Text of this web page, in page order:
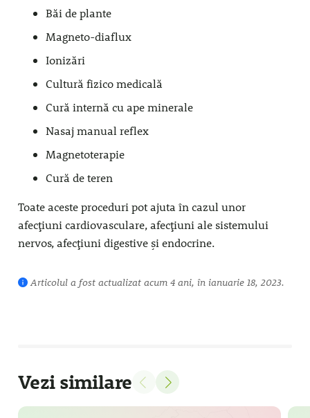
Băi de plante
Magneto-diaflux
Ionizări
Cultură fizico medicală
Cură internă cu ape minerale
Nasaj manual reflex
Magnetoterapie
Cură de teren
Toate aceste proceduri pot ajuta în cazul unor
afecțiuni cardiovasculare, afecțiuni ale sistemului
nervos, afecțiuni digestive și endocrine.
Articolul a fost actualizat acum 4 ani, în ianuarie 18, 2023.
Vezi similare